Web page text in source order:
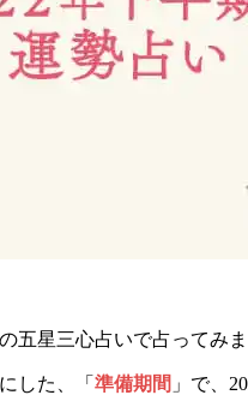
五星三心占いで占ってみま
した、「 準備期間 」で、